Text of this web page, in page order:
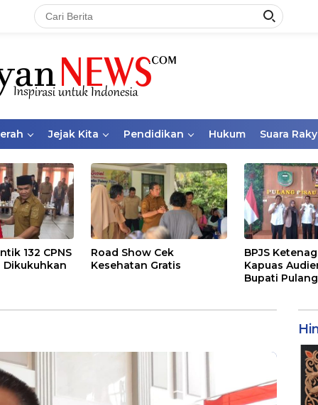
Jejak Kita Pendidikan Hukum Suara
132 CPNS
Dikukuhkan
Road Show Cek
Kesehatan Gratis
BPJS
Kapuas
Bupati